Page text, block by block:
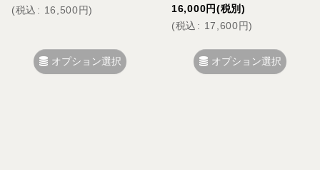
(税込 : 16,500円)
オプション選択
16,000円(税別)
(税込 : 17,600円)
オプション選択